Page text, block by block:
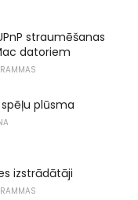
straumēšanas
datoriem
plūsma
izstrādātāji